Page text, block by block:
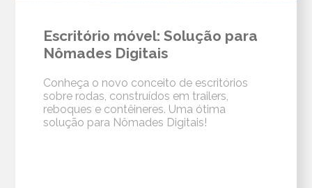
Escritório móvel: Solução para
Nômades Digitais
Conheça o novo conceito de escritórios
sobre rodas, construídos em trailers,
reboques e contêineres. Uma ótima
solução para Nômades Digitais!